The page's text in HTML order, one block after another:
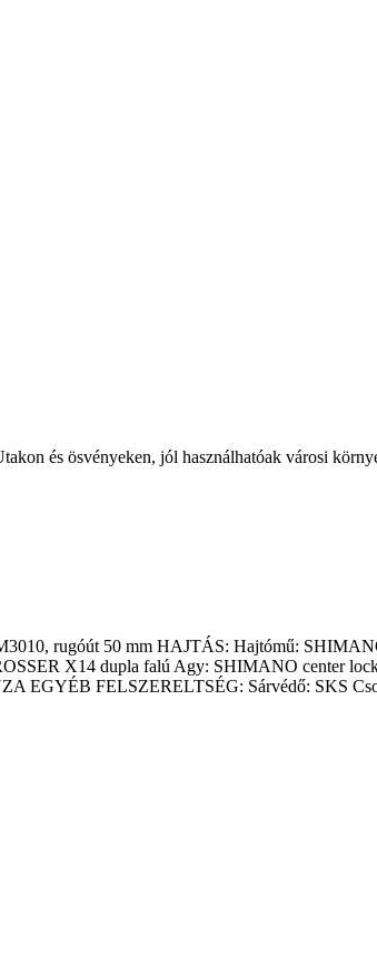
és ösvényeken, jól használhatóak városi
rugóút 50 mm HAJTÁS: Hajtómű:
X14 dupla falú Agy: SHIMANO center
EGYÉB FELSZERELTSÉG: Sárvédő: SKS